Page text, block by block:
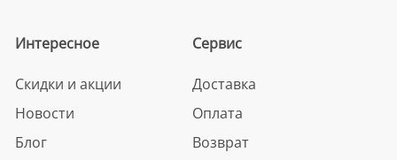
Интересное
Скидки и акции
Новости
Блог
Сервис
Доставка
Оплата
Возврат